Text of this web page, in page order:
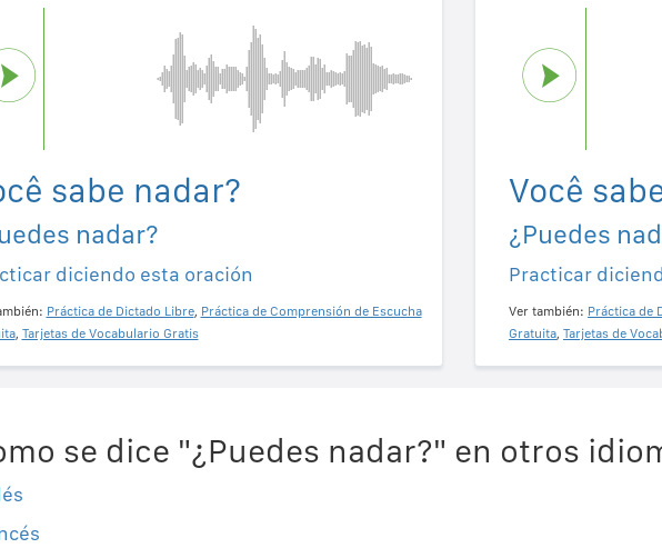
sabe nadar?
nadar?
diciendo esta oración
Práctica de Dictado Libre, Práctica de Comprensión de Escucha
, Tarjetas de Vocabulario Gratis
Você
¿Puedes
Practicar
Ver también: Práctica de
Gratuita, Tarjetas de
se dice "¿Puedes nadar?" en otros